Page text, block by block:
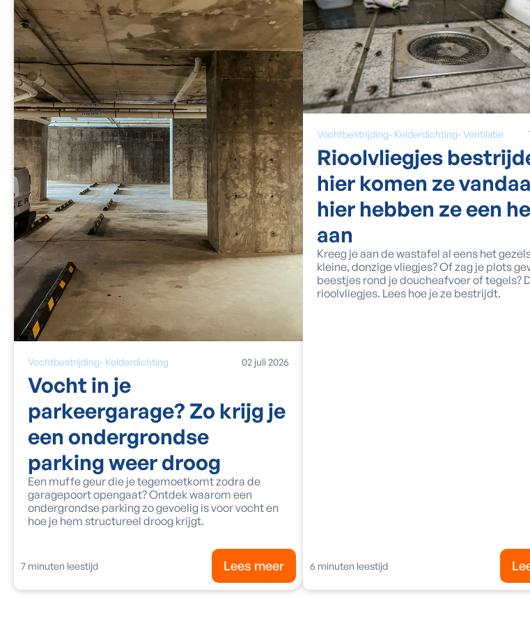
Vochtbestrijding- Kelderdichting 02 juli2026
Vocht in je
parkeergarage? Zo krijg je
een ondergrondse
parking weer droog
Een muffe geur die je tegemoetkomt zodra de
garagepoort opengaat? Ontdek waarom een
ondergrondse parking zo gevoelig is voor vocht en
hoe je hem structureel droog krijgt.
7 minuten leestijd Lees meer
Vochtbestrijding- Kelderdichting-Ventilatie
Rioolvliegjes
hier komen ze
hier hebben ze een
aan
Kreeg je aan de wastafel al eens het
kleine, donzige vliegjes? Of zag je plots
beestjes rond je doucheafvoer of tegels?
rioolvliegjes. Lees hoe je ze bestrijdt.
6 minuten leestijd